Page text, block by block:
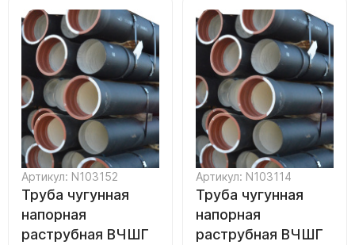
Артикул: N103152
Труба чугунная
напорная
раструбная ВЧШГ
Артикул: N103114
Труба чугунная
напорная
раструбная ВЧШГ